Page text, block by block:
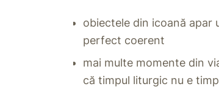
obiectele din icoană apar
perfect coerent
mai multe momente din
că timpul liturgic nu e